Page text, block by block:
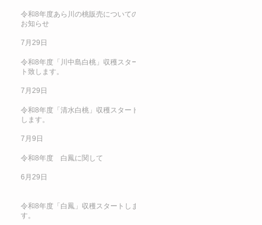
令和8年度あら川の桃販売についての
お知らせ
7月29日
令和8年度「川中島白桃」収穫スター
ト致します。
7月29日
令和8年度「清水白桃」収穫スタート
します。
7月9日
令和8年度 白鳳に関して
6月29日
令和8年度「白鳳」収穫スタートしま
す。